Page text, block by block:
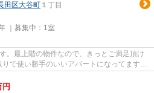
田区大谷町 １丁目
｜募集中： 1室
。最上階の物件なので、きっとご満足頂け
で使い勝手のいいアパートになってます。
円